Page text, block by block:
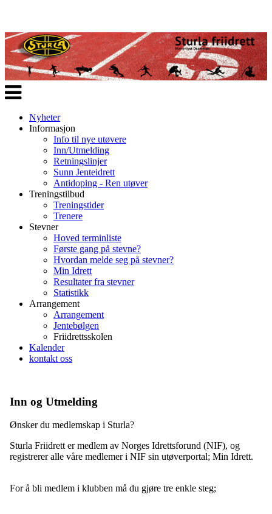
Veksle
navigasjon
Nyheter
Informasjon
Info til nye utøvere
Inn/Utmelding
Retningslinjer
Sunn Jenteidrett
Antidoping - Ren utøver
Treningstilbud
Treningstider
Trenere
Stevner
Hoved terminliste
Første gang på stevne?
Hvordan melde seg på stevner?
Min Idrett
Resultater fra stevner
Statistikk
Arrangement
Arrangement
Jentebølgen
Friidrettsskolen
Kalender
kontakt oss
Inn og Utmelding
Ønsker du medlemskap i Sturla?
Sturla Friidrett er medlem av Norges Idrettsforund (NIF), og
registrerer alle våre medlemer i NIF sin utøverportal; Min Idrett.
For å bli medlem i klubben må du gjøre tre enkle steg;